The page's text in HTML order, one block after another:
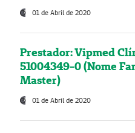
01 de Abril de 2020
Prestador: Vipmed
51004349-0 (Nome
Master)
01 de Abril de 2020